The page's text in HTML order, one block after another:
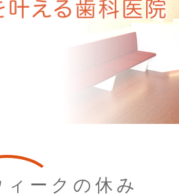
ークの休み